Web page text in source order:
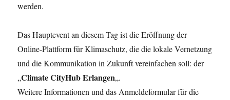
werden.
Das Hauptevent an diesem Tag ist die Eröffnung der
Online-Plattform für Klimaschutz, die die lokale Vernetzung
und die Kommunikation in Zukunft vereinfachen soll: der
„Climate CityHub Erlangen„.
Weitere Informationen und das Anmeldeformular für die